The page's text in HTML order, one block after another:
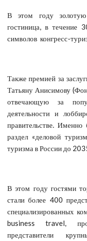
В этом году золотую
гостиница, в течение
символов конгресс-
Также премией за
Татьяну Анисимову
отвечающую за
деятельности и
правительстве.
раздел «деловой
туризма в России до
В этом году гостями
стали более 400
специализированных
business travel,
представители